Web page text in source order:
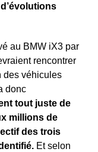
au BMW iX3 par
rencontrer
des véhicules
donc
tout juste de
millions de
des trois
Et selon